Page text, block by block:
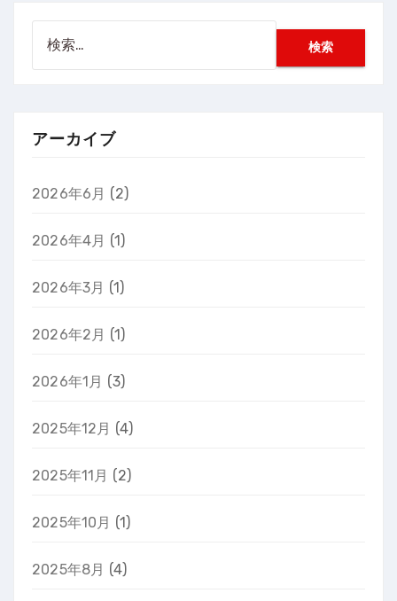
アーカイブ
2026年6月 (2)
2026年4月 (1)
2026年3月 (1)
2026年2月 (1)
2026年1月 (3)
2025年12月 (4)
2025年11月 (2)
2025年10月 (1)
2025年8月 (4)